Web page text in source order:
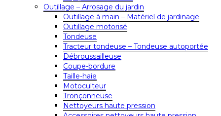
Outillage – Arrosage du jardin
Outillage à main – Matériel de jardinage
Outillage motorisé
Tondeuse
Tracteur tondeuse – Tondeuse autoportée
Débroussailleuse
Coupe-bordure
Taille-haie
Motoculteur
Tronçonneuse
Nettoyeurs haute pression